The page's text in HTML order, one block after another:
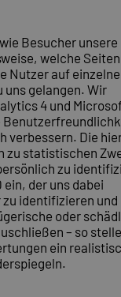
Besucher unsere
welche
Nutzer auf
uns gelangen. Wir
4 und
verbessern. Die
zu statistischen
zu
der uns dabei
identifizieren und
oder
– so
ein